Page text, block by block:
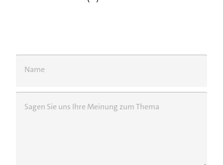
Name
Sagen Sie uns Ihre Meinung zum Thema